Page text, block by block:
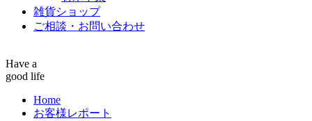
雑貨ショップ
ご相談・お問い合わせ
Have a
good life
Home
お客様レポート